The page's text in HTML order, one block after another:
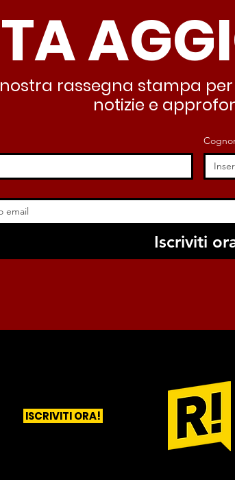
deve garantire
dignità”
rassegna stampa
notizie e
Iscriviti
ISCRIVITI ORA!